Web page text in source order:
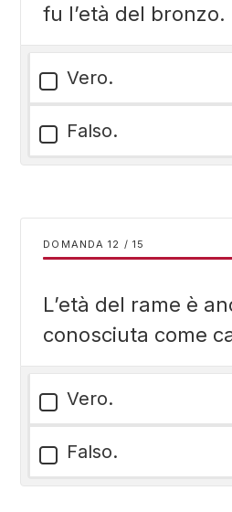
fu l’età del bronzo.
Vero.
Falso.
DOMANDA / 15
L’età del rame è
conosciuta come
Vero.
Falso.